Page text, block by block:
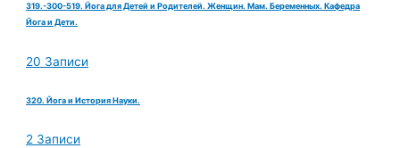
319.-300-519. Йога для Детей и Родителей. Женщин. Мам. Беременных. Кафедра
Йога и Дети.
20 Записи
320. Йога и История Науки.
2 Записи